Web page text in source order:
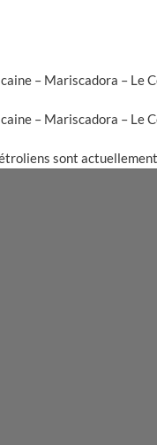
– Mariscadora – Le
– Mariscadora – Le
sont